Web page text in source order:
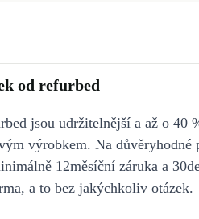
od refurbed
jsou udržitelnější a až o 40
výrobkem. Na důvěryhodné
12měsíční záruka a
a to bez jakýchkoliv otázek.